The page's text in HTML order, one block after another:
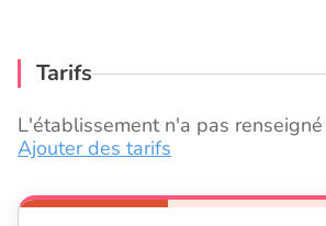
Tarifs
L'établissement n'a pas
Ajouter des tarifs